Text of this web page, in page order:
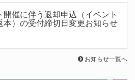
開催に伴う返却申込（イベント
本）の受付締切日変更お知らせ
お知らせ一覧へ